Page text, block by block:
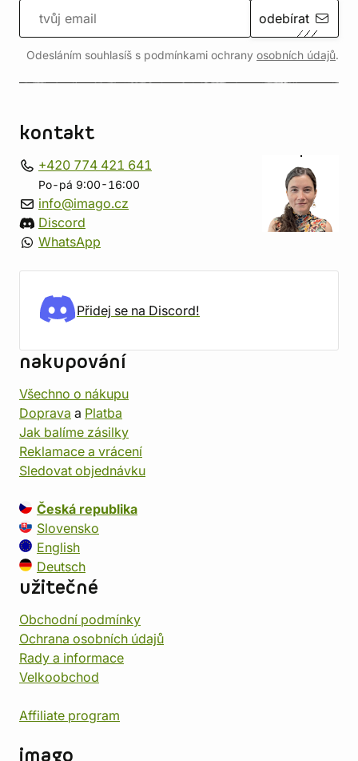
odebírat
Odesláním souhlasíš s podmínkami ochrany osobních údajů.
kontakt
+420 774 421 641
Po-pá 9:00-16:00
info@imago.cz
Discord
WhatsApp
Přidej se na Discord!
nakupování
Všechno o nákupu
Doprava a Platba
Jak balíme zásilky
Reklamace a vrácení
Sledovat objednávku
Česká republika
Slovensko
English
Deutsch
užitečné
Obchodní podmínky
Ochrana osobních údajů
Rady a informace
Velkoobchod
Affiliate program